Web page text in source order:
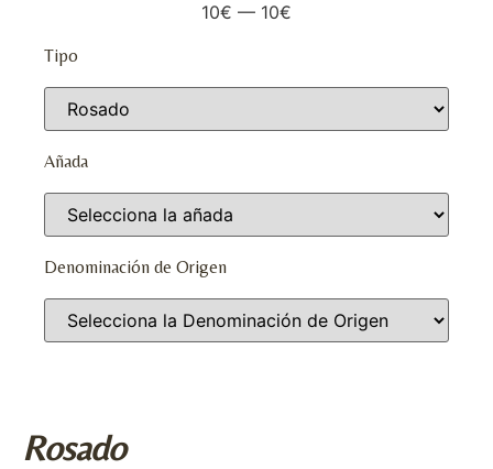
10€ — 10€
Tipo
Añada
Denominación de Origen
Rosado